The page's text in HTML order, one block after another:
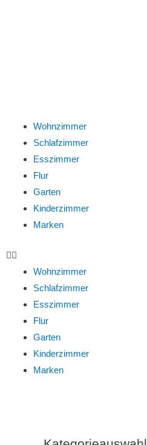
Wohnzimmer
Schlafzimmer
Esszimmer
Flur
Garten
Kinderzimmer
Marken
Wohnzimmer
Schlafzimmer
Esszimmer
Flur
Garten
Kinderzimmer
Marken